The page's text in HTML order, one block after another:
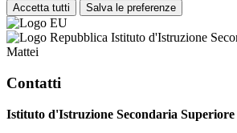
Accetta tutti Salva le preferenze
Istituto d'Istruzione
Mattei
Contatti
Istituto d'Istruzione Secondaria